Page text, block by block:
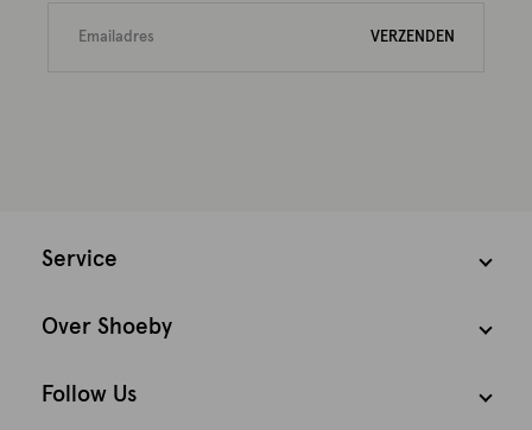
VERZENDEN
Service
Over Shoeby
Follow Us